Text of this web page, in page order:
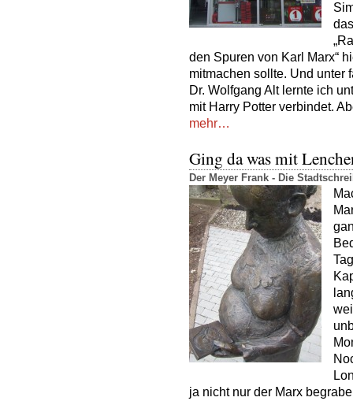
den Spuren von Karl Marx“
mitmachen sollte. Und unter
Dr. Wolfgang Alt lernte ich
mit Harry Potter verbindet.
mehr…
Ging da was mit
Der Meyer Frank - Die
ja nicht nur der Marx